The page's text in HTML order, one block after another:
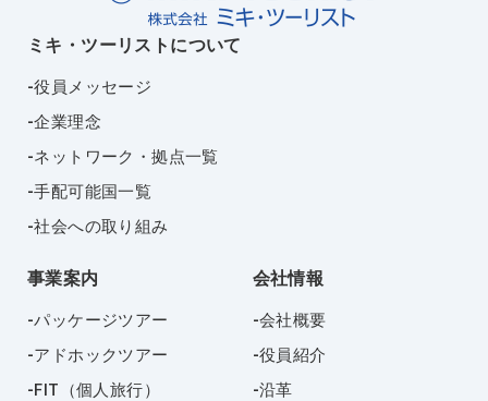
ミキ・ツーリストについて
役員メッセージ
企業理念
ネットワーク・拠点一覧
手配可能国一覧
社会への取り組み
事業案内
パッケージツアー
アドホックツアー
FIT（個人旅行）
会社情報
会社概要
役員紹介
沿革